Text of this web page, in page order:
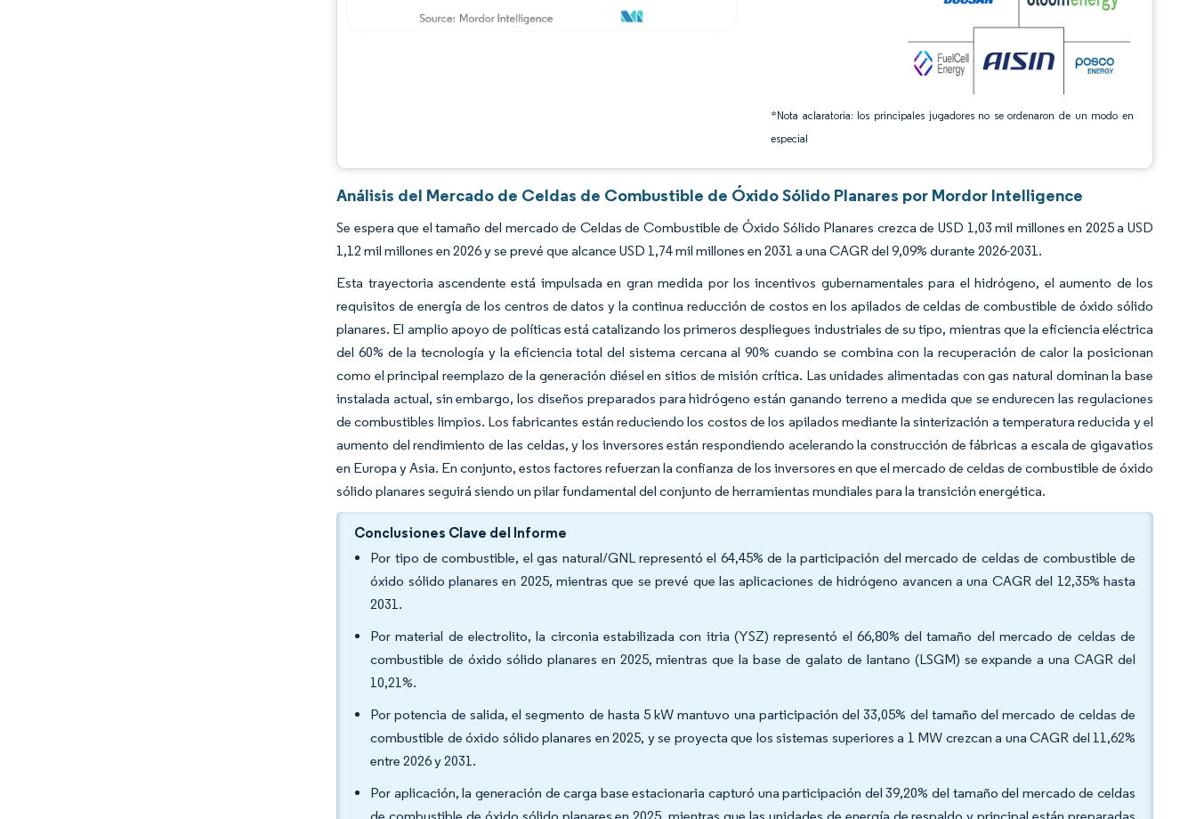
*Nota aclaratoria: los principales jugadores no se ordenaron de un modo en
especial
Análisis del Mercado de Celdas de Combustible de Óxido Sólido Planares por Mordor Intelligence
Se espera que el tamaño del mercado de Celdas de Combustible de Óxido Sólido Planares crezca de USD 1,03 mil millones en 2025 a USD
1,12 mil millones en 2026 y se prevé que alcance USD 1,74 mil millones en 2031 a una CAGR del 9,09% durante 2026-2031.
Esta trayectoria ascendente está impulsada en gran medida por los incentivos gubernamentales para el hidrógeno, el aumento de los
requisitos de energía de los centros de datos y la continua reducción de costos en los apilados de celdas de combustible de óxido sólido
planares. El amplio apoyo de políticas está catalizando los primeros despliegues industriales de su tipo, mientras que la eficiencia eléctrica
del 60% de la tecnología y la eficiencia total del sistema cercana al 90% cuando se combina con la recuperación de calor la posicionan
como el principal reemplazo de la generación diésel en sitios de misión crítica. Las unidades alimentadas con gas natural dominan la base
instalada actual, sin embargo, los diseños preparados para hidrógeno están ganando terreno a medida que se endurecen las regulaciones
de combustibles limpios. Los fabricantes están reduciendo los costos de los apilados mediante la sinterización a temperatura reducida y el
aumento del rendimiento de las celdas, y los inversores están respondiendo acelerando la construcción de fábricas a escala de gigavatios
en Europa y Asia. En conjunto, estos factores refuerzan la confianza de los inversores en que el mercado de celdas de combustible de óxido
sólido planares seguirá siendo un pilar fundamental del conjunto de herramientas mundiales para la transición energética.
Conclusiones Clave del Informe
Por tipo de combustible, el gas natural/GNL representó el 64,45% de la participación del mercado de celdas de combustible de
óxido sólido planares en 2025, mientras que se prevé que las aplicaciones de hidrógeno avancen a una CAGR del 12,35% hasta
2031.
Por material de electrolito, la circonia estabilizada con itria (YSZ) representó el 66,80% del tamaño del mercado de celdas de
combustible de óxido sólido planares en 2025, mientras que la base de galato de lantano (LSGM) se expande a una CAGR del
10,21%.
Por potencia de salida, el segmento de hasta 5 kW mantuvo una participación del 33,05% del tamaño del mercado de celdas de
combustible de óxido sólido planares en 2025, y se proyecta que los sistemas superiores a 1 MW crezcan a una CAGR del 11,62%
entre 2026 y 2031.
Por aplicación, la generación de carga base estacionaria capturó una participación del 39,20% del tamaño del mercado de celdas